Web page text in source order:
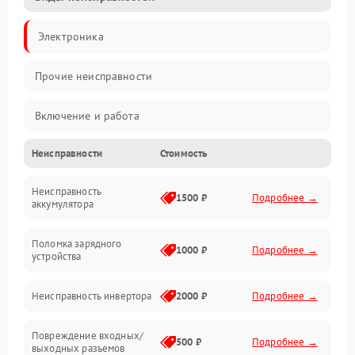
Электроника
Прочие неисправности
Включение и работа
Работа с нагрузкой
Звук и индикация
Неисправности Стоимость
Неисправность
аккумулятора
1500 ₽ Подробнее →
Поломка зарядного
устройства
1000 ₽ Подробнее →
Неисправность инвертора 2000 ₽ Подробнее →
Повреждение входных/
выходных разъемов
500 ₽ Подробнее →